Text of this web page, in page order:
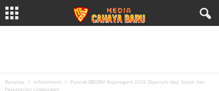
Beranda Infotaiment
Puncak BBGRM Bojonegoro 2026 Dipenuhi Aksi Sosial dan
Pelestarian Lingkungan